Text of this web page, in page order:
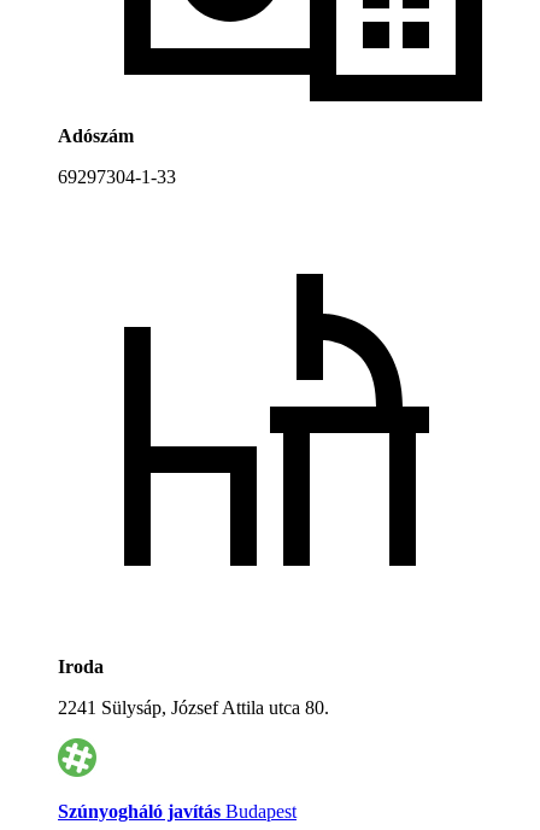
Adószám
69297304-1-33
Iroda
2241 Sülysáp, József Attila utca 80.
Szúnyogháló javítás Budapest